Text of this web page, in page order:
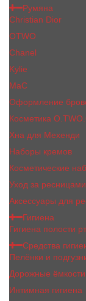
Румяна
Christian Dior
OTWO
Сhanеl
Kylie
MaC
Оформление
Косметика
Хна для Мехенди
Наборы кремов
Косметические
Уход за
Аксессуары для
Гигиена
Гигиена полости
Средства
Пелёнки и
Дорожные ёмкости
Интимная гигиена